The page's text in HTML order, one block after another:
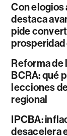
Con elogios
destaca
pide
Reforma de
BCRA: qué
lecciones
regional
IPCBA:
desacelera